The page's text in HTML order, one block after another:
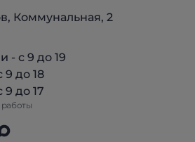
Коммунальная, 2
- с 9 до 19
9 до 18
9 до 17